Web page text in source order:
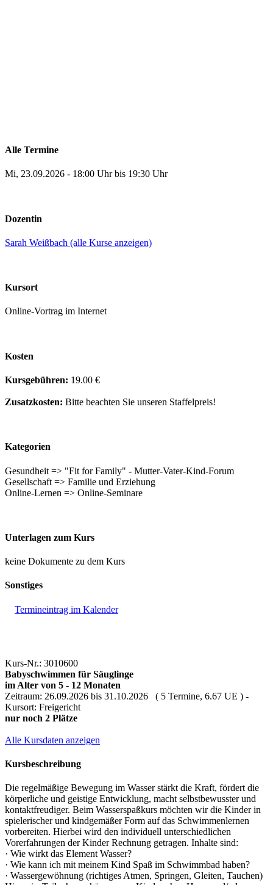
Alle Termine
Mi, 23.09.2026 - 18:00 Uhr bis 19:30 Uhr
Dozentin
Sarah Weißbach (alle Kurse anzeigen)
Kursort
Online-Vortrag im Internet
Kosten
Kursgebühren: 19.00 €
Zusatzkosten: Bitte beachten Sie unseren Staffelpreis!
Kategorien
Gesundheit => "Fit for Family" - Mutter-Vater-Kind-Forum
Gesellschaft => Familie und Erziehung
Online-Lernen => Online-Seminare
Unterlagen zum Kurs
keine Dokumente zu dem Kurs
Sonstiges
Termineintrag im Kalender
Kurs-Nr.: 3010600
Babyschwimmen für Säuglinge
im Alter von 5 - 12 Monaten
Zeitraum: 26.09.2026 bis 31.10.2026 ( 5 Termine, 6.67 UE ) -
Kursort: Freigericht
nur noch 2 Plätze
Alle Kursdaten anzeigen
Kursbeschreibung
Die regelmäßige Bewegung im Wasser stärkt die Kraft, fördert die
körperliche und geistige Entwicklung, macht selbstbewusster und
kontaktfreudiger. Beim Wasserspaßkurs möchten wir die Kinder in
spielerischer und kindgemäßer Form auf das Schwimmenlernen
vorbereiten. Hierbei wird den individuell unterschiedlichen
Vorerfahrungen der Kinder Rechnung getragen. Inhalte sind:
· Wie wirkt das Element Wasser?
· Wie kann ich mit meinem Kind Spaß im Schwimmbad haben?
· Wassergewöhnung (richtiges Atmen, Springen, Gleiten, Tauchen)